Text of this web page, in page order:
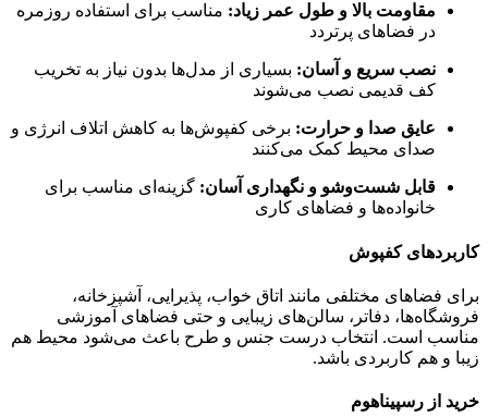
مقاومت بالا و طول عمر زیاد: مناسب برای استفاده روزمره
در فضاهای پرتردد
نصب سریع و آسان: بسیاری از مدل‌ها بدون نیاز به تخریب
کف قدیمی نصب می‌شوند
عایق صدا و حرارت: برخی کفپوش‌ها به کاهش اتلاف انرژی و
صدای محیط کمک می‌کنند
قابل شست‌وشو و نگهداری آسان: گزینه‌ای مناسب برای
خانواده‌ها و فضاهای کاری
کاربردهای کفپوش
برای فضاهای مختلفی مانند اتاق خواب، پذیرایی، آشپزخانه،
فروشگاه‌ها، دفاتر، سالن‌های زیبایی و حتی فضاهای آموزشی
مناسب است. انتخاب درست جنس و طرح باعث می‌شود محیط هم
زیبا و هم کاربردی باشد.
خرید از رسپیناهوم